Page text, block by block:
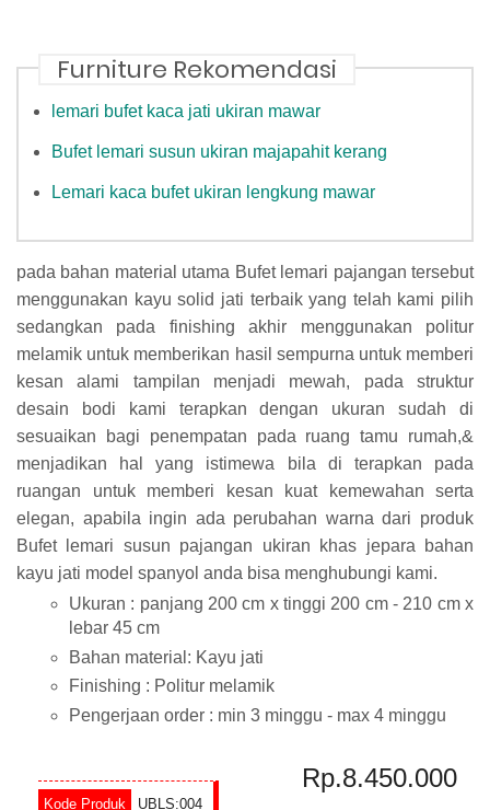
Furniture Rekomendasi
lemari bufet kaca jati ukiran mawar
Bufet lemari susun ukiran majapahit kerang
Lemari kaca bufet ukiran lengkung mawar
pada bahan material utama Bufet lemari pajangan tersebut
menggunakan kayu solid jati terbaik yang telah kami pilih
sedangkan pada finishing akhir menggunakan politur
melamik untuk memberikan hasil sempurna untuk memberi
kesan alami tampilan menjadi mewah, pada struktur
desain bodi kami terapkan dengan ukuran sudah di
sesuaikan bagi penempatan pada ruang tamu rumah,&
menjadikan hal yang istimewa bila di terapkan pada
ruangan untuk memberi kesan kuat kemewahan serta
elegan, apabila ingin ada perubahan warna dari produk
Bufet lemari susun pajangan ukiran khas jepara bahan
kayu jati model spanyol anda bisa menghubungi kami.
Ukuran : panjang 200 cm x tinggi 200 cm - 210 cm x
lebar 45 cm
Bahan material: Kayu jati
Finishing : Politur melamik
Pengerjaan order : min 3 minggu - max 4 minggu
UBLS:004
Rp.8.450.000